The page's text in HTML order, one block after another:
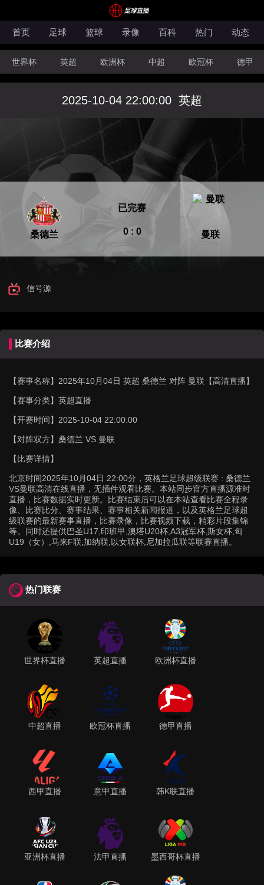
首页 足球 篮球 录像 百科 热门 动态
世界杯 英超 欧洲杯 中超 欧冠杯 德甲
CBA FIBA洲际杯
2025-10-04 22:00:00 英超
桑德兰 0 : 0
已完赛
曼联
信号源
比赛介绍
【赛事名称】 2025年10月04日 英超 桑德兰 对阵 曼联【高清直播】
【赛事分类】 英超直播
【开赛时间】 2025-10-04 22:00:00
【对阵双方】 桑德兰 VS 曼联
【比赛详情】
北京时间2025年10月04日 22:00分，英格兰足球超级联赛 : 桑德兰
VS曼联高清在线直播，无插件观看比赛。本站同步官方直播源准时
直播，比赛数据实时更新。比赛结束后可以在本站查看比赛全程录
像、比赛比分、赛事结果、赛事相关新闻报道，以及英格兰足球超
级联赛的最新赛事直播，比赛录像，比赛视频下载，精彩片段集锦
等。同时还提供巴圣U17,印班甲,澳塔U20杯,A3冠军杯,斯女杯,匈
U19（女）,马来F联,加纳联,以女联杯,尼加拉瓜联等联赛直播。
热门联赛
世界杯直播 英超直播 欧洲杯直播
中超直播 欧冠杯直播 德甲直播
西甲直播 意甲直播 韩K联直播
亚洲杯直播 法甲直播 墨西哥杯直播